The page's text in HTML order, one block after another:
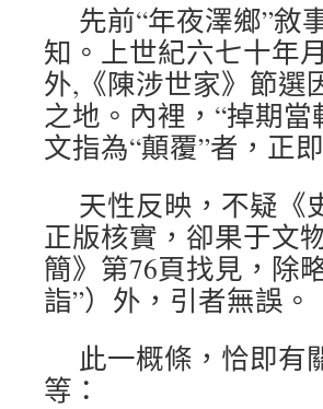
先前“年夜澤鄉”敘
知。上世紀六七十年
外,《陳涉世家》節選
之地。內裡，“掉期
文指為“顛覆”者，正
天性反映，不疑《
正版核實，卻果于文
簡》第76頁找見，除
詣”）外，引者無誤。
此一概條，恰即有
等：